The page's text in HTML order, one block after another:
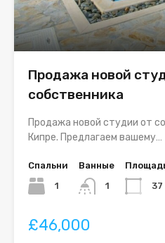
Продажа новой
собственника
Продажа новой студии от
Кипре. Предлагаем вашему…
Спальни
1
Ванные
1
37
£46,000